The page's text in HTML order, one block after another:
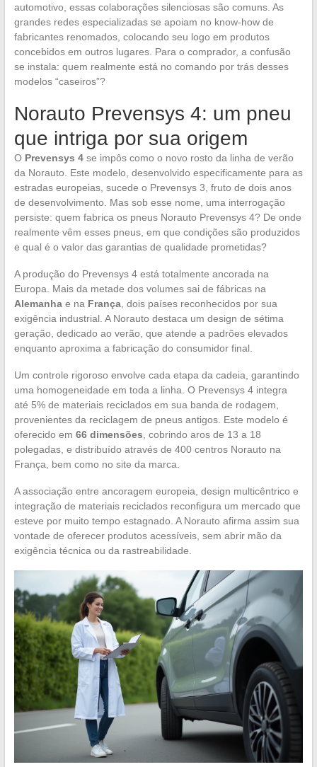
automotivo, essas colaborações silenciosas são comuns. As
grandes redes especializadas se apoiam no know-how de
fabricantes renomados, colocando seu logo em produtos
concebidos em outros lugares. Para o comprador, a confusão
se instala: quem realmente está no comando por trás desses
modelos “caseiros”?
Norauto Prevensys 4: um pneu
que intriga por sua origem
O Prevensys 4se impôs como o novo rosto da linha de verão
da Norauto. Este modelo, desenvolvido especificamente para as
estradas europeias, sucede o Prevensys 3, fruto de dois anos
de desenvolvimento. Mas sob esse nome, uma interrogação
persiste: quem fabrica os pneus Norauto Prevensys 4? De onde
realmente vêm esses pneus, em que condições são produzidos
e qual é o valor das garantias de qualidade prometidas?
A produção do Prevensys 4 está totalmente ancorada na
Europa. Mais da metade dos volumes sai de fábricas na
Alemanhae na França, dois países reconhecidos por sua
exigência industrial. A Norauto destaca um design de sétima
geração, dedicado ao verão, que atende a padrões elevados
enquanto aproxima a fabricação do consumidor final.
Um controle rigoroso envolve cada etapa da cadeia, garantindo
uma homogeneidade em toda a linha. O Prevensys 4 integra
até 5% de materiais reciclados em sua banda de rodagem,
provenientes da reciclagem de pneus antigos. Este modelo é
oferecido em 66 dimensões , cobrindo aros de 13 a 18
polegadas, e distribuído através de 400 centros Norauto na
França, bem como no site da marca.
A associação entre ancoragem europeia, design multicêntrico e
integração de materiais reciclados reconfigura um mercado que
esteve por muito tempo estagnado. A Norauto afirma assim sua
vontade de oferecer produtos acessíveis, sem abrir mão da
exigência técnica ou da rastreabilidade.